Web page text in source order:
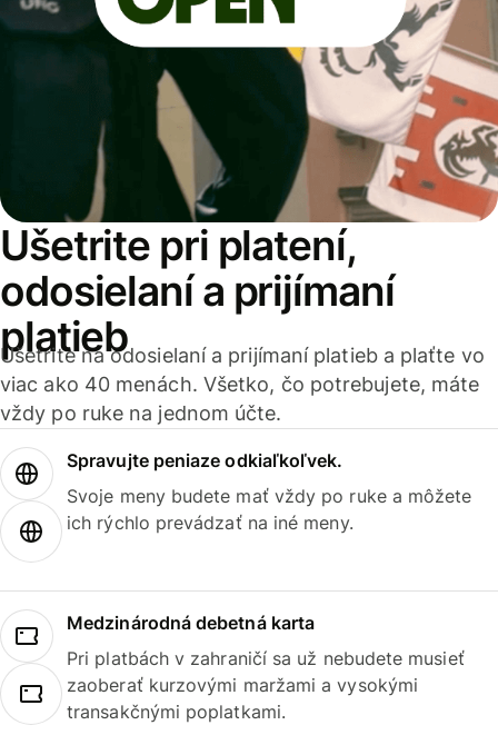
Ušetrite pri platení,
odosielaní a prijímaní
platieb
Ušetrite na odosielaní a prijímaní platieb a plaťte vo
viac ako 40 menách. Všetko, čo potrebujete, máte
vždy po ruke na jednom účte.
Spravujte peniaze odkiaľkoľvek.
Svoje meny budete mať vždy po ruke a môžete
ich rýchlo prevádzať na iné meny.
Medzinárodná debetná karta
Pri platbách v zahraničí sa už nebudete musieť
zaoberať kurzovými maržami a vysokými
transakčnými poplatkami.